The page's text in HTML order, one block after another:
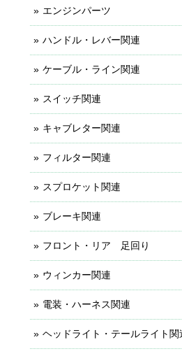
エンジンパーツ
ハンドル・レバー関連
ケーブル・ライン関連
スイッチ関連
キャブレター関連
フィルター関連
スプロケット関連
ブレーキ関連
フロント・リア 足回り
ウィンカー関連
電装・ハーネス関連
ヘッドライト・テールライト関